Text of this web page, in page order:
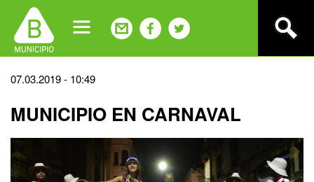
navigation
Back
top
07.03.2019 - 10:49
MUNICIPIO EN CARNAVAL